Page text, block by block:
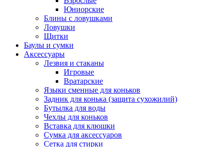
Юниорские
Блины с ловушками
Ловушки
Щитки
Баулы и сумки
Аксессуары
Лезвия и стаканы
Игровые
Вратарские
Языки сменные для коньков
Задник для конька (защита сухожилий)
Бутылка для воды
Чехлы для коньков
Вставка для клюшки
Сумка для аксессуаров
Сетка для стирки